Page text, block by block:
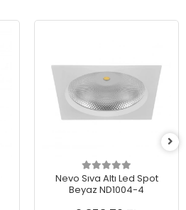
Nevo Sıva Altı Led Spot
Beyaz ND1004-4